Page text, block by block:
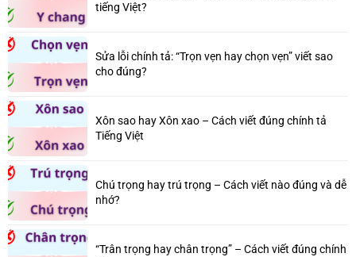
tiếng Việt?
Sửa lỗi chính tả: “Trọn vẹn hay chọn vẹn” viết sao
cho đúng?
Xôn sao hay Xôn xao – Cách viết đúng chính tả
Tiếng Việt
Chú trọng hay trú trọng – Cách viết nào đúng và dễ
nhớ?
“Trân trọng hay chân trọng” – Cách viết đúng chính